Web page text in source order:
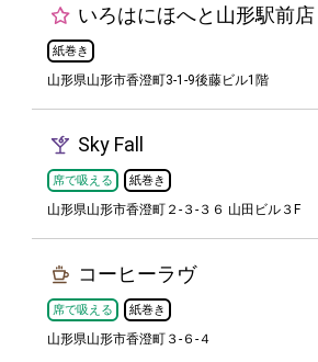
いろはにほへと山形駅前店
紙巻き
山形県山形市香澄町3-1-9後藤ビル1階
Sky Fall
席で吸える 紙巻き
山形県山形市香澄町２-３-３６ 山田ビル３F
コーヒーラヴ
席で吸える 紙巻き
山形県山形市香澄町３-６-４